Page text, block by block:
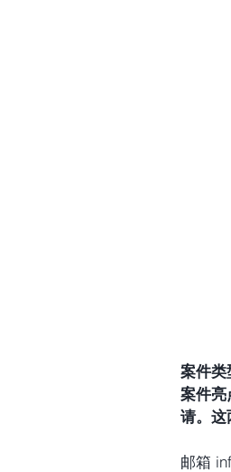
案件类
案件亮
请。这
邮箱